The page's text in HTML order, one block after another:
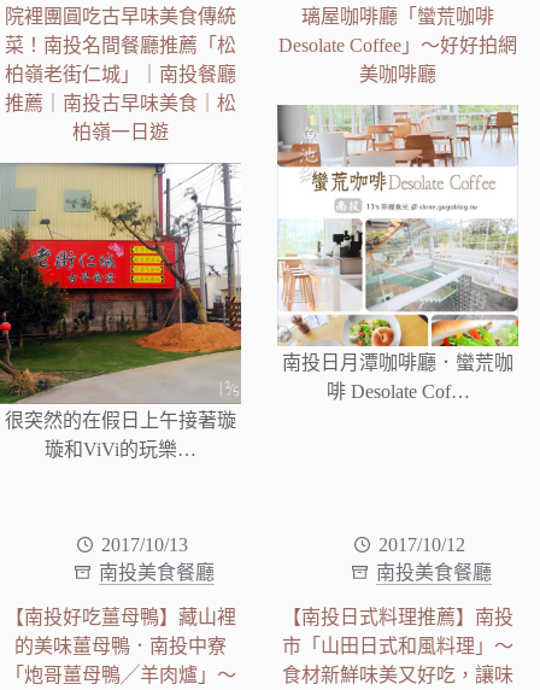
院裡團圓吃古早味美食傳統
菜！南投名間餐廳推薦「松
柏嶺老街仁城」｜南投餐廳
推薦｜南投古早味美食｜松
柏嶺一日遊
很突然的在假日上午接著璇
璇和ViVi的玩樂…
璃屋咖啡廳「蠻荒咖啡
Desolate Coffee」～好好拍網
美咖啡廳
南投日月潭咖啡廳．蠻荒咖
啡 Desolate Cof…
2017/10/13
南投美食餐廳
【南投好吃薑母鴨】藏山裡
的美味薑母鴨．南投中寮
「炮哥薑母鴨╱羊肉爐」～
2017/10/12
南投美食餐廳
【南投日式料理推薦】南投
市「山田日式和風料理」～
食材新鮮味美又好吃，讓味